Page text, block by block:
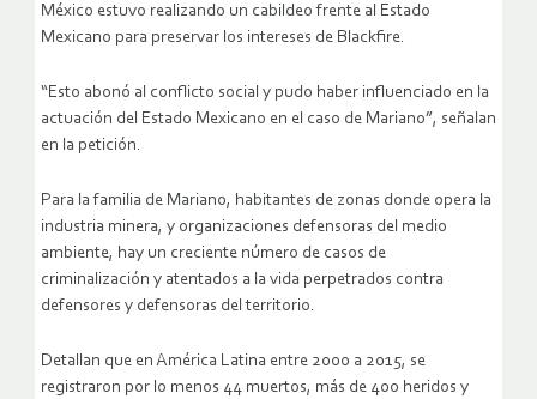
México estuvo realizando un cabildeo frente al Estado
Mexicano para preservar los intereses de Blackfire.
“Esto abonó al conflicto social y pudo haber influenciado en la
actuación del Estado Mexicano en el caso de Mariano”, señalan
en la petición.
Para la familia de Mariano, habitantes de zonas donde opera la
industria minera, y organizaciones defensoras del medio
ambiente, hay un creciente número de casos de
criminalización y atentados a la vida perpetrados contra
defensores y defensoras del territorio.
Detallan que en América Latina entre 2000 a 2015, se
registraron por lo menos 44 muertos, más de 400 heridos y